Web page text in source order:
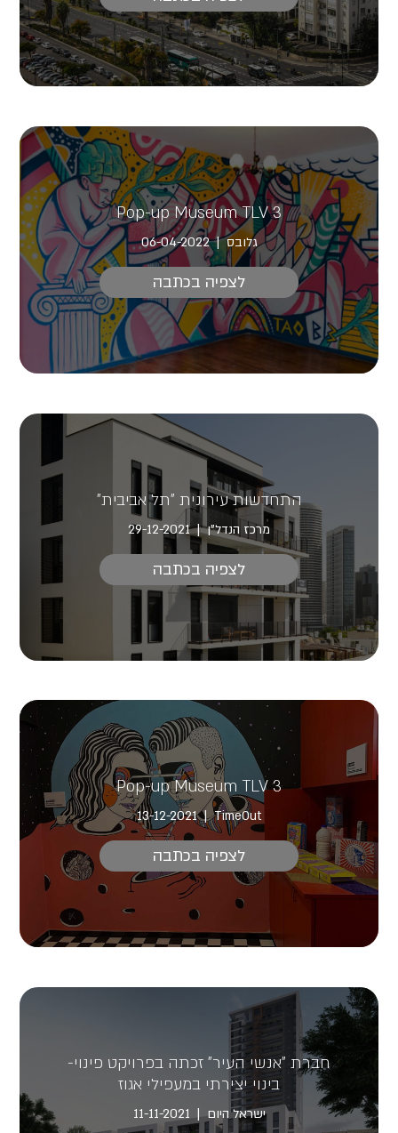
Pop-up Museum TLV 3
גלובס 06-04-2022
לצפיה בכתבה
התחדשות עירונית "תל אביבית"
מרכז הנדל"ן 29-12-2021
לצפיה בכתבה
Pop-up Museum TLV 3
TimeOut
13-12-2021
לצפיה בכתבה
חברת "אנשי העיר" זכתה בפרויקט פינוי-
בינוי יצירתי במעפילי אגוז
ישראל היום 11-11-2021